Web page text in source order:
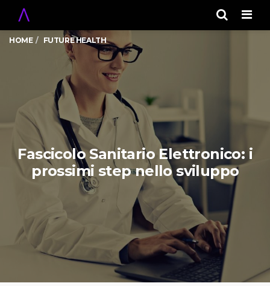
HOME FUTURE HEALTH
Fascicolo Sanitario Elettronico: i
prossimi step nello sviluppo